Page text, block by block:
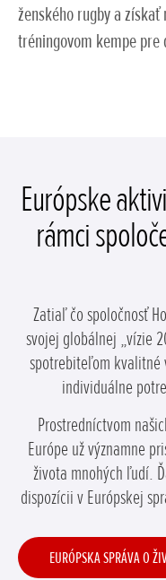
ženského rugby a
tréningovom kempe pre
Európske
rámci
Zatiaľ čo spoločnosť
svojej globálnej „vízie
spotrebiteľom kvalitné
individuálne
Prostredníctvom
Európe už významne
života mnohých ľudí.
dispozícii v Európskej
EURÓPSKA SPRÁVA O